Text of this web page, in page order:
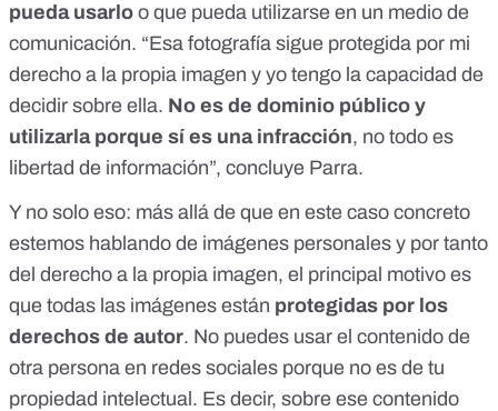
pueda usarlo o que pueda utilizarse en un medio de
comunicación. “Esa fotografía sigue protegida por mi
derecho a la propia imagen y yo tengo la capacidad de
decidir sobre ella. No es de dominio público y
utilizarla porque sí es una infracción, no todo es
libertad de información”, concluye Parra.
Y no solo eso: más allá de que en este caso concreto
estemos hablando de imágenes personales y por tanto
del derecho a la propia imagen, el principal motivo es
que todas las imágenes están protegidas por los
derechos de autor. No puedes usar el contenido de
otra persona en redes sociales porque no es de tu
propiedad intelectual. Es decir, sobre ese contenido